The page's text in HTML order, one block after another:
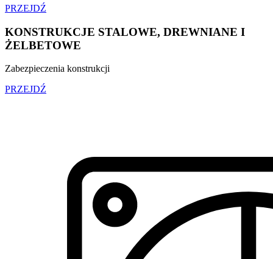
PRZEJDŹ
KONSTRUKCJE STALOWE, DREWNIANE I
ŻELBETOWE
Zabezpieczenia konstrukcji
PRZEJDŹ